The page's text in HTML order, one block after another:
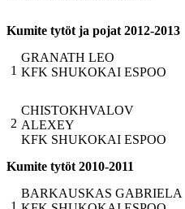
Kumite tytöt ja pojat 2012-2013
1
GRANATH LEO
KFK SHUKOKAI ESPOO
2
CHISTOKHVALOV
ALEXEY
KFK SHUKOKAI ESPOO
Kumite tytöt 2010-2011
1
BARKAUSKAS GABRIELA